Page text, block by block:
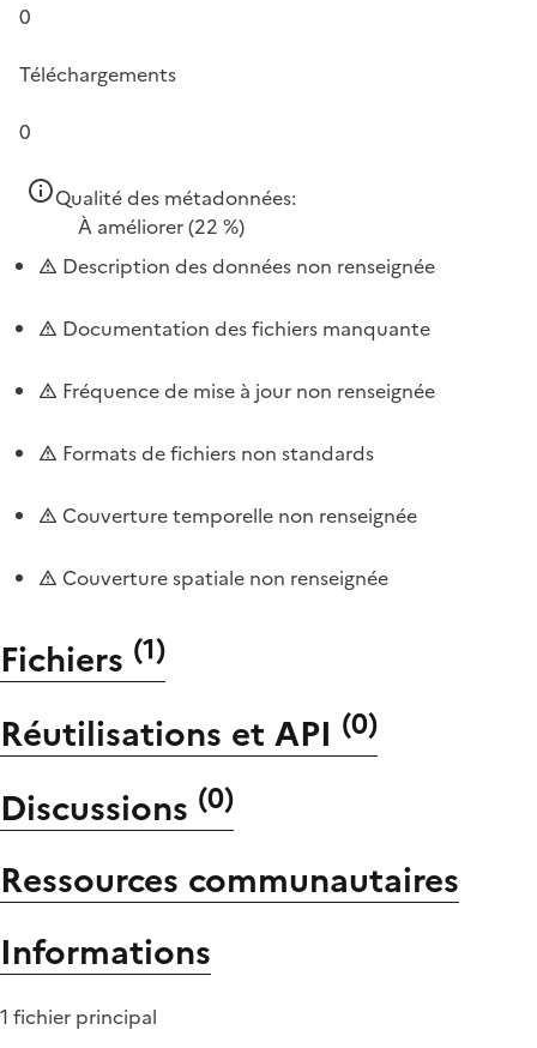
0
Téléchargements
0
Qualité des métadonnées:
À améliorer(22 %)
Description des données non renseignée
Documentation des fichiers manquante
Fréquence de mise à jour non renseignée
Formats de fichiers non standards
Couverture temporelle non renseignée
Couverture spatiale non renseignée
Fichiers (1)
Réutilisations et API (0)
Discussions (0)
Ressources communautaires
Informations
1 fichier principal